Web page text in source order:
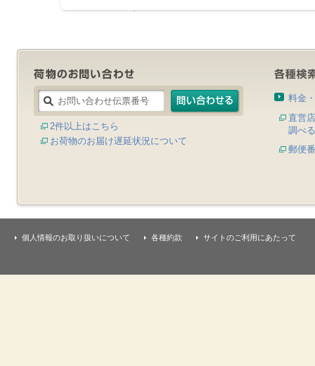
2件以上はこちら
お荷物のお届け遅延状況について
料金
直営
調べる
郵便
個人情報のお取り扱いについて 各種約款 サイトのご利用にあたって